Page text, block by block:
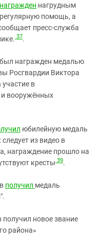
награжден нагрудным
помощь, а
пресс-служба
37.
награжден медалью
Росгвардии Виктора
в
и вооружённых
юбилейную медаль
из видео в
награждение прошло на
кресты 39.
получил медаль
новое звание
района»